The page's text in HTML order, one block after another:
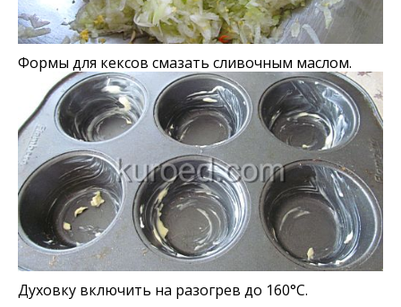
Формы для кексов смазать сливочным маслом.
Духовку включить на разогрев до 160°С.